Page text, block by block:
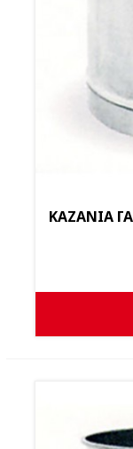
ΚΑΖΑΝΙΑ